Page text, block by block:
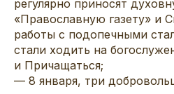
регулярно приносят
«Православную газету» и
работы с подопечными
стали ходить на
и Причащаться;
— 8 января, три